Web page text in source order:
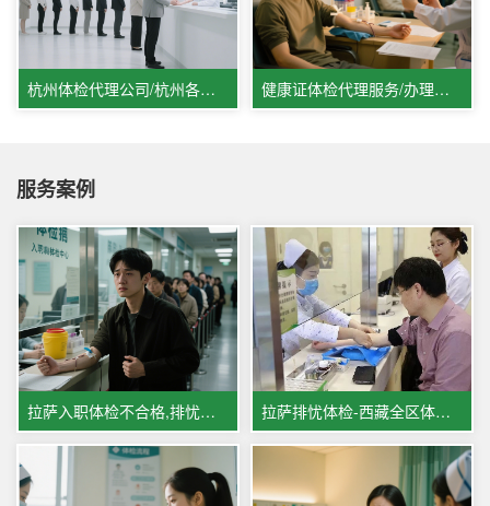
杭州体检代理公司/杭州各类体检代办服务/杭州入职体检排忧解难 健康证体检代理服务/办理健康证体检代理机构/入职体检代办中心
服务案例
拉萨入职体检不合格,排忧体检代人排忧解难 拉萨排忧体检-西藏全区体检代理代人服务案例